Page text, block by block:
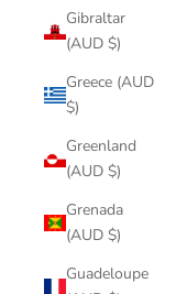
Gibraltar
(AUD $)
Greece (AUD
$)
Greenland
(AUD $)
Grenada
(AUD $)
Guadeloupe